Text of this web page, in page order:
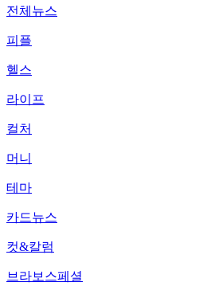
전체뉴스
피플
헬스
라이프
컬처
머니
테마
카드뉴스
컷&칼럼
브라보스페셜